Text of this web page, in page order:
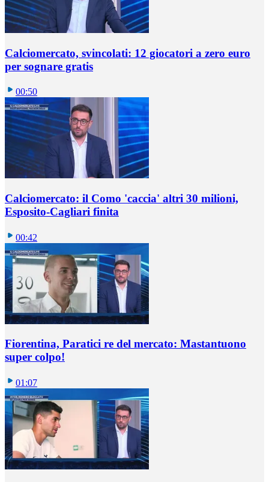
Calciomercato, svincolati: 12 giocatori a zero euro
per sognare gratis
00:50
Calciomercato: il Como 'caccia' altri 30 milioni,
Esposito-Cagliari finita
00:42
Fiorentina, Paratici re del mercato: Mastantuono
super colpo!
01:07